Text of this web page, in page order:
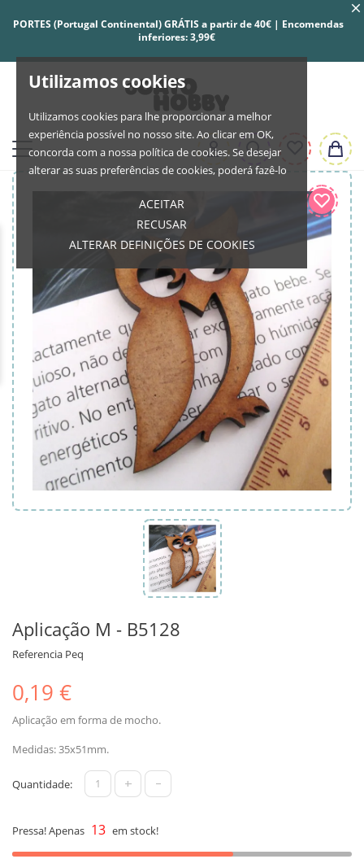
Utilizamos cookies
Utilizamos cookies para lhe proporcionar a melhor
experiência possível no nosso site. Ao clicar em OK,
concorda com a nossa política de cookies. Se desejar
alterar as suas preferências de cookies, poderá fazê-lo
ACEITAR
RECUSAR
ALTERAR DEFINIÇÕES DE COOKIES
PORTES (Portugal Continental) GRÁTIS a partir de 40€ | Encomendas
inferiores: 3,99€
Aplicação M - B5128
Referencia Peq
0,19 €
Aplicação em forma de mocho.
Medidas: 35x51mm.
Quantidade: + -
Pressa! Apenas 13 em stock!